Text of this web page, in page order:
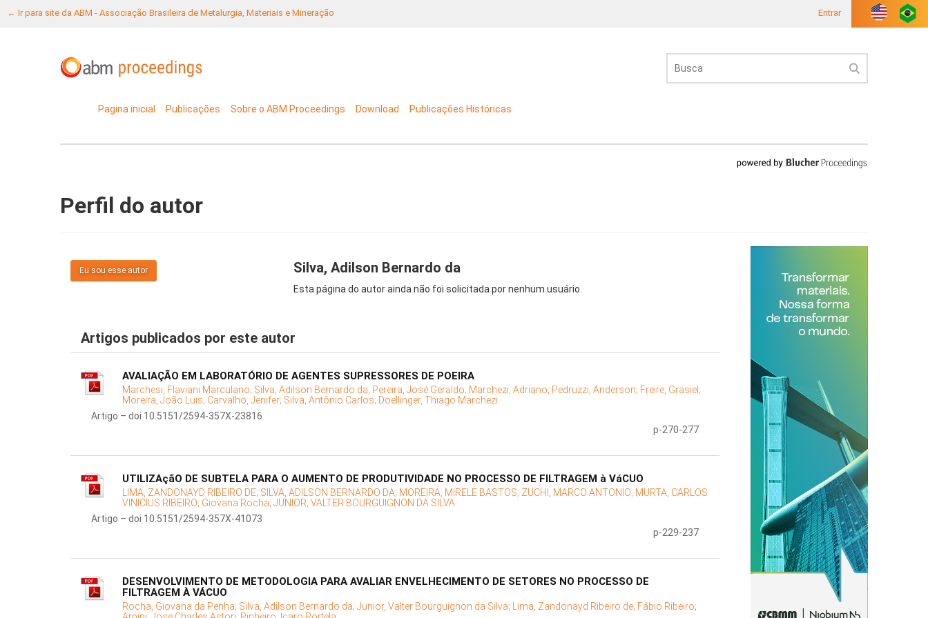
← Ir para site da ABM - Associação Brasileira de Metalurgia, Materiais e Mineração Entrar
Pagina inicial Publicações Sobre o ABM Proceedings Download Publicações Históricas
Perfil do autor
Eu sou esse autor Silva, Adilson Bernardo da
Esta página do autor ainda não foi solicitada por nenhum usuário.
Artigos publicados por este autor
AVALIAÇÃO EM LABORATÓRIO DE AGENTES SUPRESSORES DE POEIRA
Marchesi, Flaviani Marculano; Silva, Adilson Bernardo da; Pereira, José Geraldo; Marchezi, Adriano; Pedruzzi, Anderson; Freire, Grasiel;
Moreira, João Luis; Carvalho, Jenifer; Silva, Antônio Carlos; Doellinger, Thiago Marchezi
Artigo – doi 10.5151/2594-357X-23816
p-270-277
UTILIZAçãO DE SUBTELA PARA O AUMENTO DE PRODUTIVIDADE NO PROCESSO DE FILTRAGEM à VáCUO
LIMA, ZANDONAYD RIBEIRO DE; SILVA, ADILSON BERNARDO DA; MOREIRA, MIRELE BASTOS; ZUCHI, MARCO ANTONIO; MURTA, CARLOS
VINICIUS RIBEIRO; Giovana Rocha; JUNIOR, VALTER BOURGUIGNON DA SILVA
Artigo – doi 10.5151/2594-357X-41073
p-229-237
DESENVOLVIMENTO DE METODOLOGIA PARA AVALIAR ENVELHECIMENTO DE SETORES NO PROCESSO DE
FILTRAGEM À VÁCUO
Rocha, Giovana da Penha; Silva, Adilson Bernardo da; Junior, Valter Bourguignon da Silva; Lima, Zandonayd Ribeiro de; Fábio Ribeiro;